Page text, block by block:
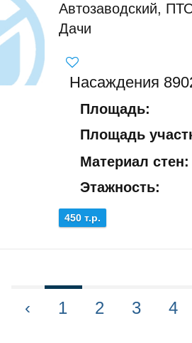
Автозаводский,
Дачи
Насаждения
Площадь:
Площадь
Материал стен:
Этажность:
450 т.р.
‹ 1 2 3 4